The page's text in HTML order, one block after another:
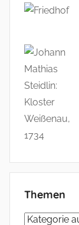
Themen
Themen